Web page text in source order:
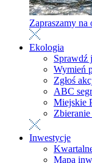
Zapraszamy
Ekologia
Sprawdź
Wymień
Zgłoś
ABC
Miejskie
Inwestycje
Mapa